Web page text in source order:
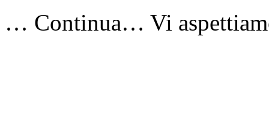
… Continua… Vi